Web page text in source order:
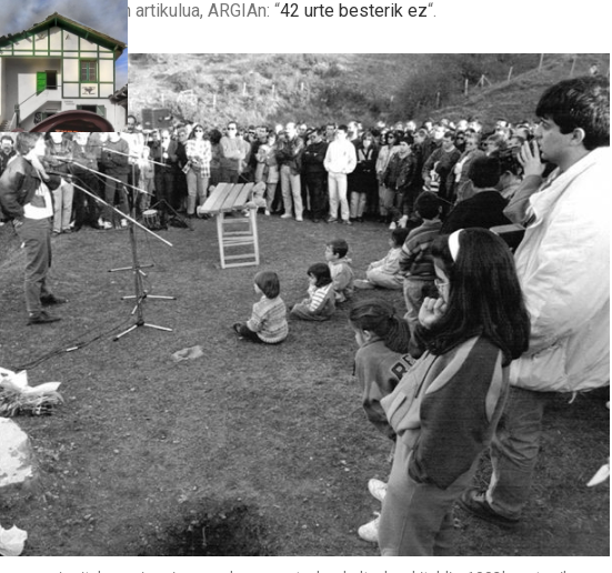
Etxeberriaren artikulua, ARGIAn: “42 urte besterik ez“.